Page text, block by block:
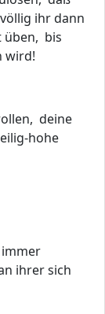
ihr dann
üben, bis
wird!
deine
hohe
ihrer sich